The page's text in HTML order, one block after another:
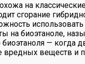
на
сгорание
на биоэтаноле,
— когда
вредных веществ и